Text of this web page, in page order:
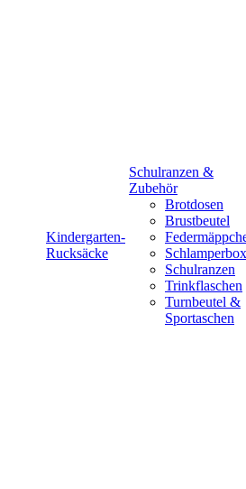
Kindergarten-
Rucksäcke
Schulranzen &
Zubehör
Brotdosen
Brustbeutel
Schulranzen
Trinkflaschen
Turnbeutel &
Sportaschen